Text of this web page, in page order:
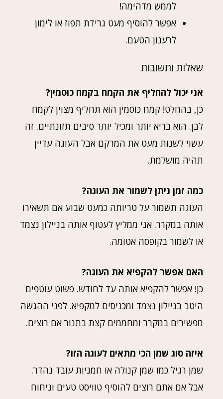
לממש מדהימה!
אפשר להוסיף מעט גרידת תפוז או לימון
לרענון הטעם.
שאלות ותשובות
אני יכול להחליף את הקמח בקמח כוסמין?
כן, בהחלט! קמח כוסמין הוא תחליף מצוין לקמח
לבן. הוא בריא יותר ומכיל יותר סיבים תזונתיים. זה
עשוי לשנות מעט את המרקם אבל העוגה עדיין
תהיה מושלמת.
כמה זמן ניתן לשמור את העוגה?
העוגה תשמור על טריותה כמעט שבוע אם תשאירו
אותה במקרר. אני ממליץ לעטוף אותה בניילון נצמד
או לשמור בקופסה אטומה.
האם אפשר להקפיא את העוגה?
כן! אפשר להקפיא אותה עד לחודש. פשוט עוטפים
היטב בניילון נצמד ומכניסים למקפיא. לפני ההגשה
מפשירים במקרר ומחממים קצת בתנור אם רוצים.
איזה סוג שמן הכי מתאים לעוגה הזו?
שמן רגיל כמו שמן קנולה או חמניות עובד נהדר.
אבל אם אתם רוצים להוסיף טוויסט טעים וניחוח